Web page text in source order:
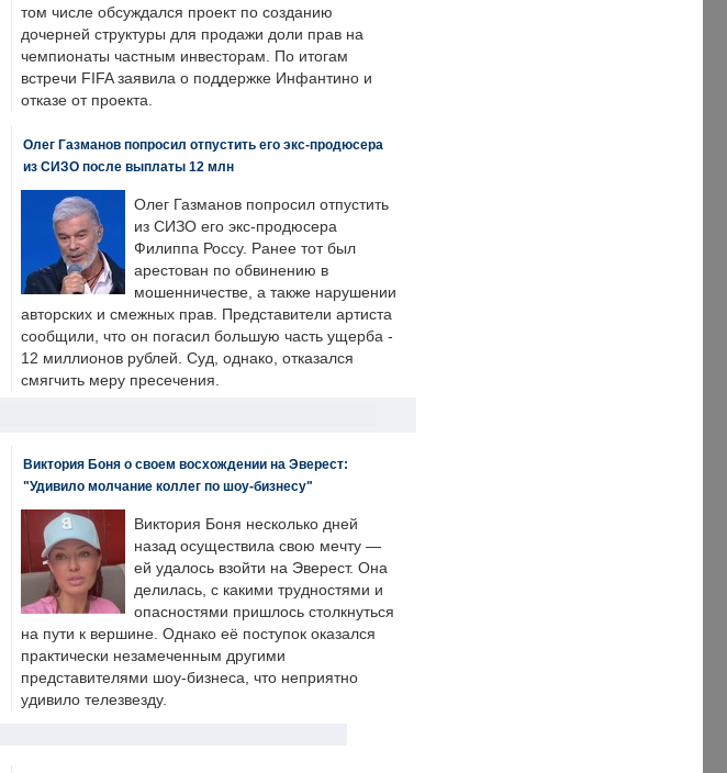
том числе обсуждался проект по созданию
дочерней структуры для продажи доли прав на
чемпионаты частным инвесторам. По итогам
встречи FIFA заявила о поддержке Инфантино и
отказе от проекта.
Олег Газманов попросил отпустить его экс-продюсера
из СИЗО после выплаты 12 млн
Олег Газманов попросил отпустить
из СИЗО его экс-продюсера
Филиппа Россу. Ранее тот был
арестован по обвинению в
мошенничестве, а также нарушении
авторских и смежных прав. Представители артиста
сообщили, что он погасил большую часть ущерба -
12 миллионов рублей. Суд, однако, отказался
смягчить меру пресечения.
Виктория Боня о своем восхождении на Эверест:
"Удивило молчание коллег по шоу-бизнесу"
Виктория Боня несколько дней
назад осуществила свою мечту —
ей удалось взойти на Эверест. Она
делилась, с какими трудностями и
опасностями пришлось столкнуться
на пути к вершине. Однако её поступок оказался
практически незамеченным другими
представителями шоу-бизнеса, что неприятно
удивило телезвезду.